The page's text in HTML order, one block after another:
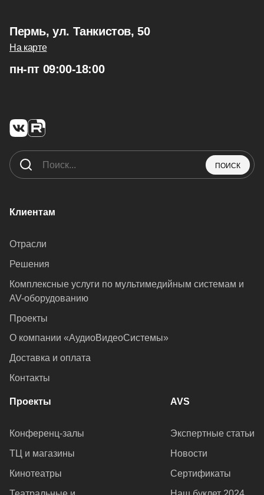
Пермь, ул. Танкистов, 50
На карте
пн-пт 09:00-18:00
ПОИСК
Клиентам
Отрасли
Решения
Комплексные услуги по мультимедийным системам и
AV-оборудованию
Проекты
О компании «АудиоВидеоСистемы»
Доставка и оплата
Контакты
Проекты
Конференц-залы
ТЦ и магазины
Кинотеатры
AVS
Экспертные статьи
Новости
Сертификаты